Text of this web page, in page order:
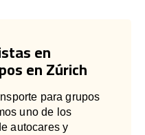
en
en Zúrich
para grupos
uno de los
autocares y